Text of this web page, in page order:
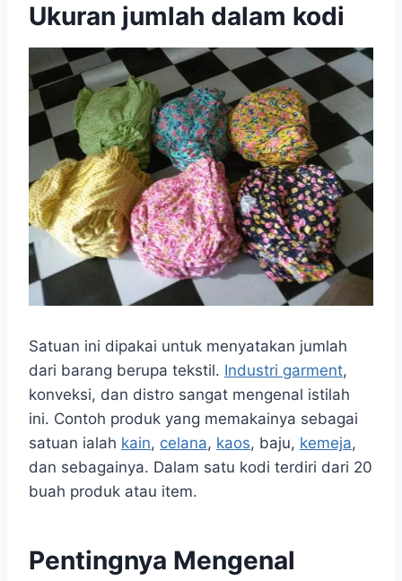
Ukuran jumlah dalam kodi
Satuan ini dipakai untuk menyatakan jumlah
dari barang berupa tekstil. Industri garment,
konveksi, dan distro sangat mengenal istilah
ini. Contoh produk yang memakainya sebagai
satuan ialah kain, celana, kaos, baju, kemeja,
dan sebagainya. Dalam satu kodi terdiri dari 20
buah produk atau item.
Pentingnya Mengenal